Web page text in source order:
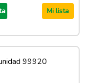
Mi lista
99920